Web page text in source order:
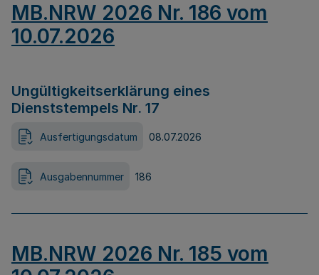
MB.NRW 2026 Nr. 186 vom
10.07.2026
Ungültigkeitserklärung eines
Dienststempels Nr. 17
Ausfertigungsdatum 08.07.2026
Ausgabennummer 186
MB.NRW 2026 Nr. 185 vom